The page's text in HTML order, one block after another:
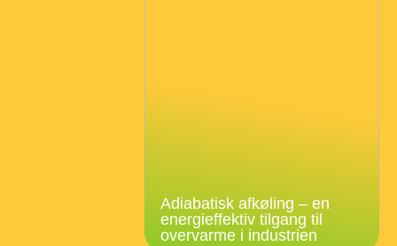
Adiabatisk afkøling – en
energieffektiv tilgang til
overvarme i industrien